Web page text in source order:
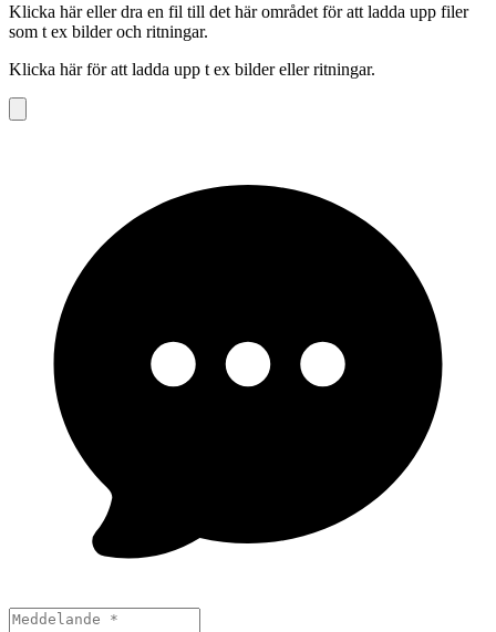
Klicka här eller dra en fil till det här området för att ladda upp filer
som t ex bilder och ritningar.
Klicka här för att ladda upp t ex bilder eller ritningar.